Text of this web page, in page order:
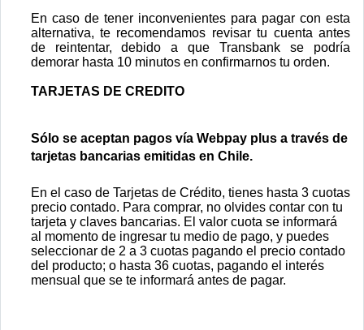
En caso de tener inconvenientes para pagar con esta
alternativa, te recomendamos revisar tu cuenta antes
de reintentar, debido a que Transbank se podría
demorar hasta 10 minutos en confirmarnos tu orden.
TARJETAS DE CREDITO
Sólo se aceptan pagos vía Webpay plus a través de
tarjetas bancarias emitidas en Chile.
En el caso de Tarjetas de Crédito, tienes hasta 3 cuotas
precio contado. Para comprar, no olvides contar con tu
tarjeta y claves bancarias. El valor cuota se informará
al momento de ingresar tu medio de pago, y puedes
seleccionar de 2 a 3 cuotas pagando el precio contado
del producto; o hasta 36 cuotas, pagando el interés
mensual que se te informará antes de pagar.